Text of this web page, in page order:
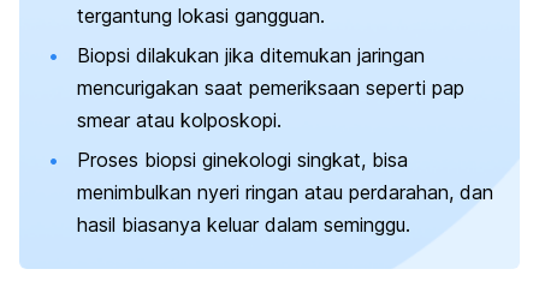
tergantung lokasi gangguan.
Biopsi dilakukan jika ditemukan jaringan
mencurigakan saat pemeriksaan seperti pap
smearatau kolposkopi.
Proses biopsi ginekologi singkat, bisa
menimbulkan nyeri ringan atau perdarahan, dan
hasil biasanya keluar dalam seminggu.